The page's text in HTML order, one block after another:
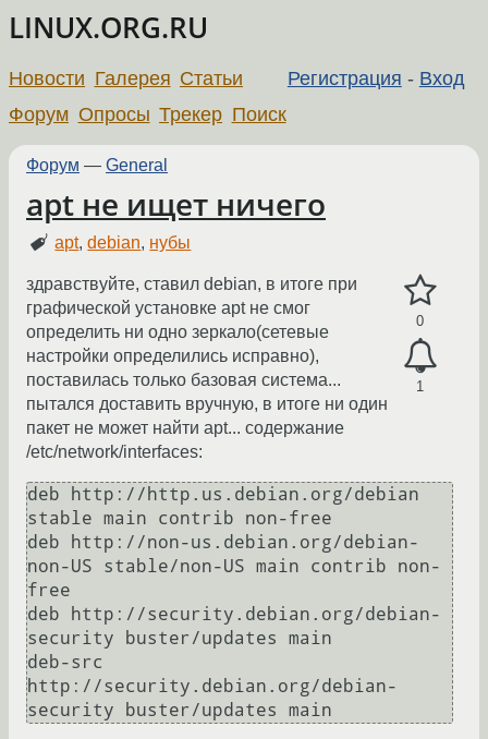
LINUX.ORG.RU
Регистрация - Вход
Новости Галерея Статьи
Форум Опросы Трекер Поиск
Форум — General
apt не ищет ничего
apt,debian, нубы
0
1
здравствуйте, ставил debian, в итоге при
графической установке apt не смог
определить ни одно зеркало(сетевые
настройки определились исправно),
поставилась только базовая система...
пытался доставить вручную, в итоге ни один
пакет не может найти apt... содержание
/etc/network/interfaces:
deb http://http.us.debian.org/debian
stable main contrib non-free
deb http://non-us.debian.org/debian-
non-US stable/non-US main contrib non-
free
deb http://security.debian.org/debian-
security buster/updates main
deb-src
http://security.debian.org/debian-
security buster/updates main